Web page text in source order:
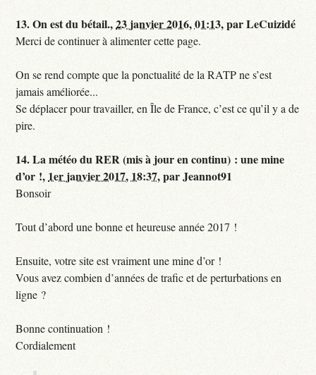
13.On est du bétail.,23 janvier 2016, 01:13,parLeCuizidé
Merci de continuer à alimenter cette page.
On se rend compte que la ponctualité de la RATP ne s’est
jamais améliorée...
Se déplacer pour travailler, en Île de France, c’est ce qu’il y a de
pire.
14.La météo du RER (mis à jour en continu) : une mine
d’or !, 1er janvier 2017, 18:37,parJeannot91
Bonsoir
Tout d’abord une bonne et heureuse année 2017 !
Ensuite, votre site est vraiment une mine d’or !
Vous avez combien d’années de trafic et de perturbations en
ligne ?
Bonne continuation !
Cordialement